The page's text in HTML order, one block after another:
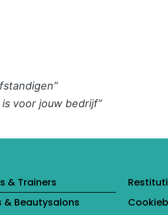
voor jouw bedrijf”
& Trainers
& Beautysalons